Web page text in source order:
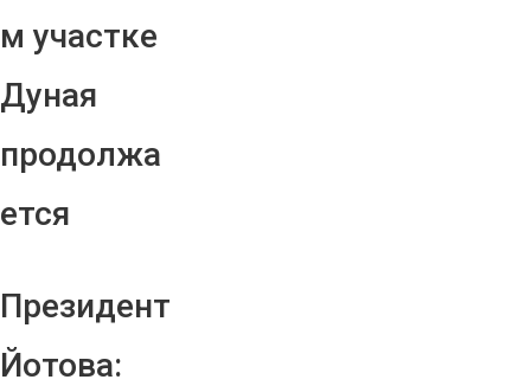
м участке
Дуная
продолжа
ется
Президент
Йотова: